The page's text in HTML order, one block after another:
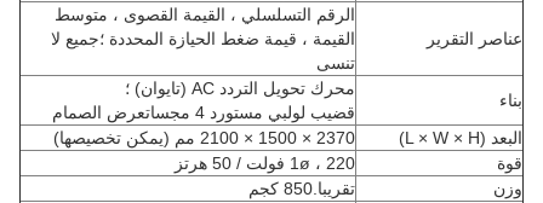
عناصر التقرير
الرقم التسلسلي ، القيمة القصوى ، متوسط ​​
القيمة ، قيمة ضغط الحيازة المحددة ؛جميع لا
تنسى
بناء
محرك تحويل التردد AC (تايوان) ؛
قضيب لولبي مستورد 4 مجساتعرض الصمام
البعد (L × W × H)
2370 × 1500 × 2100 مم (يمكن تخصيصها)
قوة
1ø ، 220 فولت / 50 هرتز
وزن
تقريبا.850 كجم